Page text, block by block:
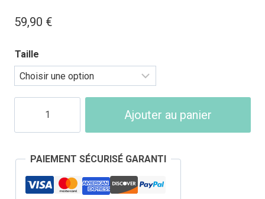
59,90 €
Taille
T-
Tête
Mort
Ajouter au panier
PAIEMENT SÉCURISÉ GARANTI